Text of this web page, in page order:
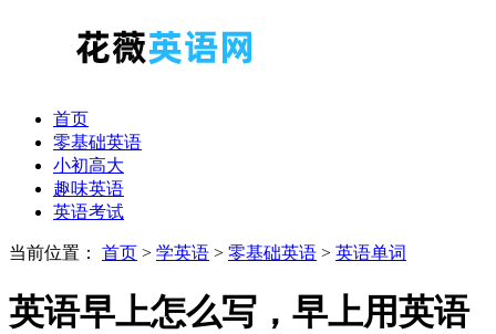
首页
零基础英语
小初高大
趣味英语
英语考试
当前位置： 首页 > 学英语 > 零基础英语 > 英语单词
英语早上怎么写，早上用英语